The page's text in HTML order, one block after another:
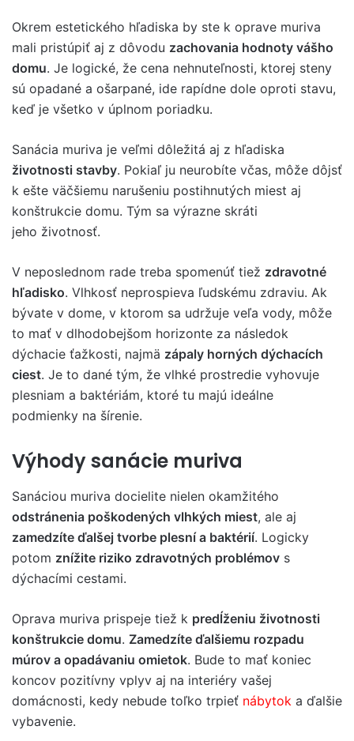
Okrem estetického hľadiska by ste k oprave muriva
mali pristúpiť aj z dôvodu zachovania hodnoty vášho
domu. Je logické, že cena nehnuteľnosti, ktorej steny
sú opadané a ošarpané, ide rapídne dole oproti stavu,
keď je všetko v úplnom poriadku.
Sanácia muriva je veľmi dôležitá aj z hľadiska
životnosti stavby. Pokiaľ ju neurobíte včas, môže dôjsť
k ešte väčšiemu narušeniu postihnutých miest aj
konštrukcie domu. Tým sa výrazne skráti
jeho životnosť.
V neposlednom rade treba spomenúť tiež zdravotné
hľadisko. Vlhkosť neprospieva ľudskému zdraviu. Ak
bývate v dome, v ktorom sa udržuje veľa vody, môže
to mať v dlhodobejšom horizonte za následok
dýchacie ťažkosti, najmä zápaly horných dýchacích
ciest. Je to dané tým, že vlhké prostredie vyhovuje
plesniam a baktériám, ktoré tu majú ideálne
podmienky na šírenie.
Výhody sanácie muriva
Sanáciou muriva docielite nielen okamžitého
odstránenia poškodených vlhkých miest, ale aj
zamedzíte ďalšej tvorbe plesní a baktérií. Logicky
potom znížite riziko zdravotných problémov s
dýchacími cestami.
Oprava muriva prispeje tiež k predĺženiu životnosti
konštrukcie domu. Zamedzíte ďalšiemu rozpadu
múrov a opadávaniu omietok. Bude to mať koniec
koncov pozitívny vplyv aj na interiéry vašej
domácnosti, kedy nebude toľko trpieť nábytok a ďalšie
vybavenie.